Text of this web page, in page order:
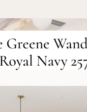
Royal Navy